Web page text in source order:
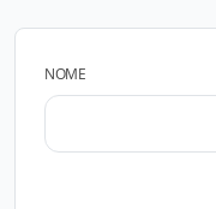
NOME